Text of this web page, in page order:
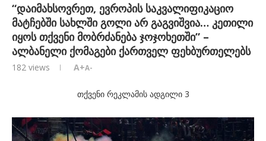
“დაიმახსოვრეთ, ევროპის საკვალიფიკაციო
მატჩებში სახლში გოლი არ გაგვიშვია… კეთილი
იყოს თქვენი მობრძანება ჯოჯოხეთში” –
ალბანელი ქომაგები ქართველ ფეხბურთელებს
182 views A+A-
თქვენი რეკლამის ადგილი 3